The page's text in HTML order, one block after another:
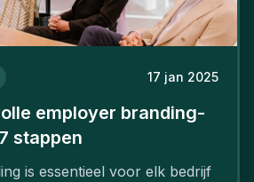
17 jan 2025
employer branding-
stappen
is essentieel voor elk bedrijf